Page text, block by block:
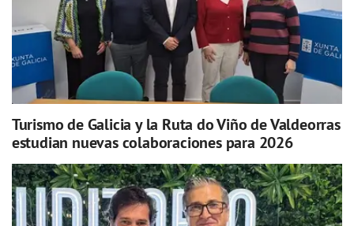
Turismo de Galicia y la Ruta do Viño de Valdeorras
estudian nuevas colaboraciones para 2026